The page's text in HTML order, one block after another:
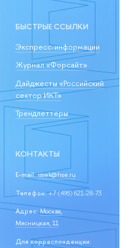
БЫСТРЫЕ ССЫЛКИ
Экспресс-информации
Журнал «Форсайт»
Дайджесты «Российский
сектор ИКТ»
Трендлеттеры
КОНТАКТЫ
E-mail:issek@hse.ru
Телефон:+7 (495) 621-28-73
Адрес: Москва,
Мясницкая, 11
Для корреспонденции: